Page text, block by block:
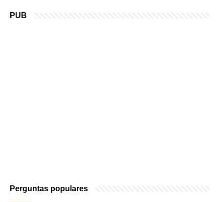
PUB
Perguntas populares